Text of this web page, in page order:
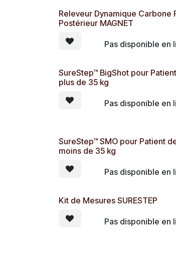
Releveur Dynamique Carbone
Postérieur MAGNET
Pas disponible en
SureStep™ BigShot pour
plus de 35 kg
Pas disponible en
SureStep™ SMO pour Patient
moins de 35 kg
Pas disponible en
Kit de Mesures SURESTEP
Pas disponible en